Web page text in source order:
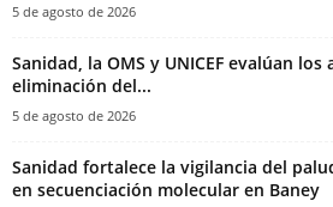
5 de agosto de 2026
Sanidad, la OMS y UNICEF evalúan
eliminación del...
5 de agosto de 2026
Sanidad fortalece la vigilancia del
en secuenciación molecular en Baney